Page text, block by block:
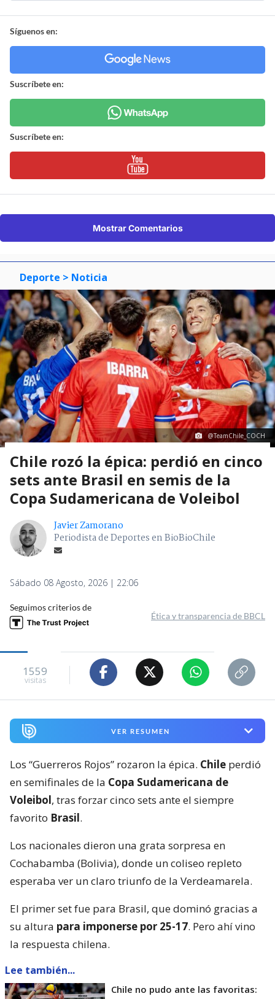
Síguenos en:
Suscríbete en:
Suscríbete en:
Mostrar Comentarios
Deporte > Noticia
@TeamChile_COCH
Chile rozó la épica: perdió en cinco
sets ante Brasil en semis de la
Copa Sudamericana de Voleibol
Javier Zamorano
Periodista de Deportes en BioBioChile
Sábado 08 Agosto, 2026 | 22:06
Seguimos criterios de
Ética y transparencia de BBCL
1559
visitas
VER RESUMEN
Los “Guerreros Rojos” rozaron la épica. Chile perdió
en semifinales de la Copa Sudamericana de
Voleibol, tras forzar cinco sets ante el siempre
favorito Brasil.
Los nacionales dieron una grata sorpresa en
Cochabamba (Bolivia), donde un coliseo repleto
esperaba ver un claro triunfo de la Verdeamarela.
El primer set fue para Brasil, que dominó gracias a
su altura para imponerse por 25-17. Pero ahí vino
la respuesta chilena.
Lee también...
Chile no pudo ante las favoritas: